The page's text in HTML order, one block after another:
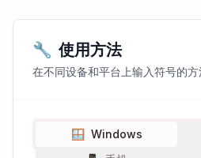
🔧 使用方法
在不同设备和平台上输入符号的方
🪟 Windows